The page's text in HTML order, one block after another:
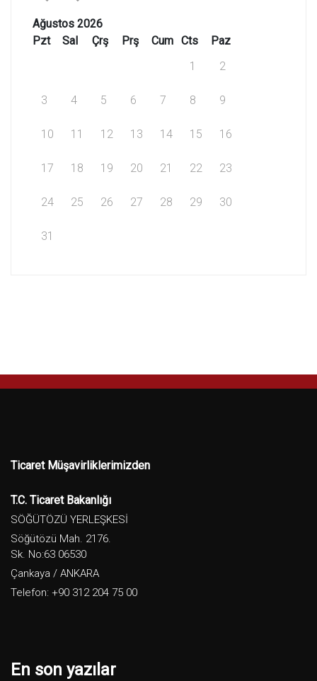
Ağustos 2026
Pzt
Sal Çrş Prş Cum Cts
Paz
1
2
3 4 5 6 7 8 9
10 11 12 13 14 15 16
17 18 19 20 21 22 23
24 25 26 27 28 29 30
31
Ticaret Müşavirliklerimizden
T.C. Ticaret Bakanlığı
SÖĞÜTÖZÜ YERLEŞKESİ
Söğütözü Mah. 2176.
Sk. No:63 06530
Çankaya / ANKARA
Telefon: +90 312 204 75 00
En son yazılar